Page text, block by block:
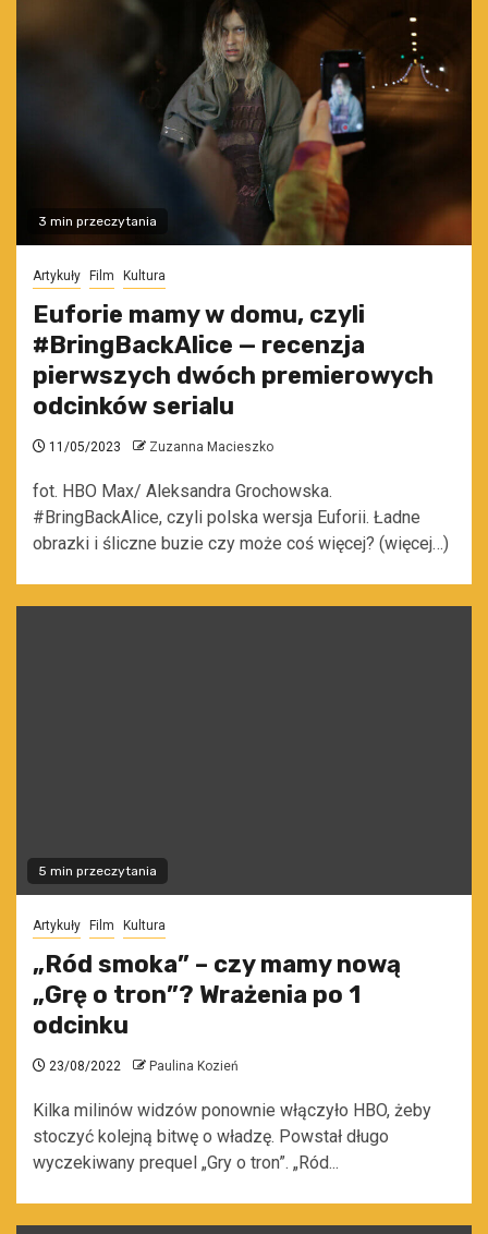
3 min przeczytania
Artykuły Film Kultura
Euforie mamy w domu, czyli
#BringBackAlice — recenzja
pierwszych dwóch premierowych
odcinków serialu
11/05/2023 Zuzanna Macieszko
fot. HBO Max/ Aleksandra Grochowska.
#BringBackAlice, czyli polska wersja Euforii. Ładne
obrazki i śliczne buzie czy może coś więcej? (więcej…)
5 min przeczytania
Artykuły Film Kultura
„Ród smoka” – czy mamy nową
„Grę o tron”? Wrażenia po 1
odcinku
23/08/2022 Paulina Kozień
Kilka milinów widzów ponownie włączyło HBO, żeby
stoczyć kolejną bitwę o władzę. Powstał długo
wyczekiwany prequel „Gry o tron”. „Ród...